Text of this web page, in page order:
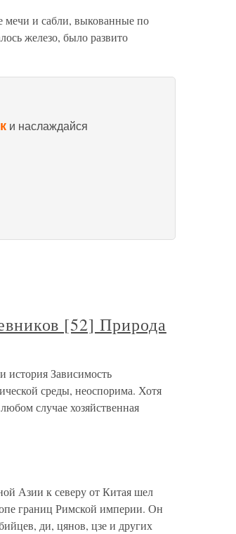
мечи и сабли, выкованные по
железо, было развито
и наслаждайся
[52] Природа
история Зависимость
среды, неоспорима. Хотя
случае хозяйственная
Азии к северу от Китая шел
границ Римской империи. Он
ди, цянов, цзе и других